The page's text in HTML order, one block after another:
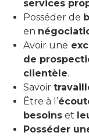
services
Posséder de
en
Avoir une
de
clientèle.
Savoir
Être à l’
besoins et
Posséder